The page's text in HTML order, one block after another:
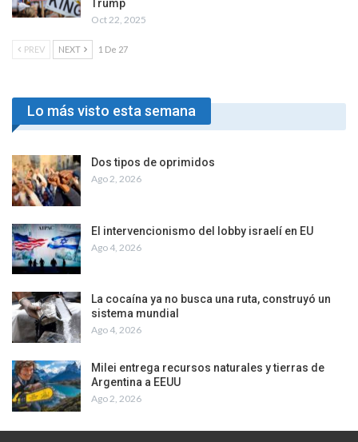
Trump
Oct 22, 2025
PREV NEXT 1 De 27
Lo más visto esta semana
Dos tipos de oprimidos
Ago 2, 2026
El intervencionismo del lobby israelí en EU
Ago 4, 2026
La cocaína ya no busca una ruta, construyó un
sistema mundial
Ago 4, 2026
Milei entrega recursos naturales y tierras de
Argentina a EEUU
Ago 2, 2026